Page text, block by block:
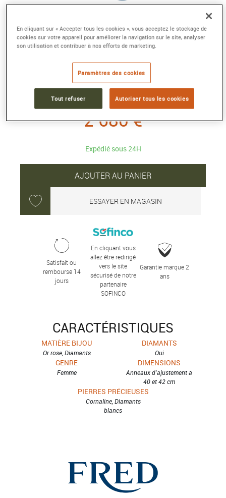
COLLIER PRETTY WOMAN
Petit modèle or rose 750/1000e, diamants et
cornaline
Référence :7B0287
Collection :Pretty Woman
2 680 €
Expédié sous 24H
AJOUTER AU PANIER
ESSAYER EN MAGASIN
Satisfait ou
remboursé 14
jours
En cliquant vous
allez être redirigé
vers le site
sécurisé de notre
partenaire
SOFINCO
Garantie marque 2
ans
CARACTÉRISTIQUES
MATIÈRE BIJOU
Or rose, Diamants
DIAMANTS
Oui
GENRE
Femme
DIMENSIONS
Anneaux d'ajustement à
40 et 42 cm
PIERRES PRÉCIEUSES
Cornaline, Diamants
blancs
En cliquant sur « Accepter tous les cookies », vous acceptez le stockage de
cookies sur votre appareil pour améliorer la navigation sur le site, analyser
son utilisation et contribuer à nos efforts de marketing.
Paramètres des cookies
Tout refuser Autoriser tous les cookies